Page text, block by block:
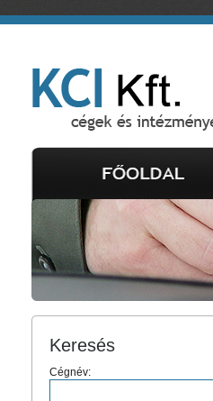
Keresés
Cégnév: